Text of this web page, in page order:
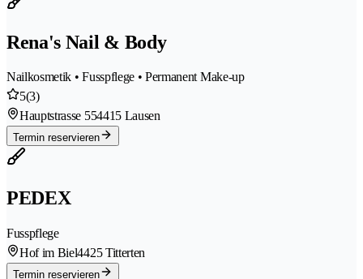
Rena's Nail & Body
Nailkosmetik • Fusspflege • Permanent Make-up
5(3)
Hauptstrasse 554415 Lausen
Termin reservieren
PEDEX
Fusspflege
Hof im Biel4425 Titterten
Termin reservieren